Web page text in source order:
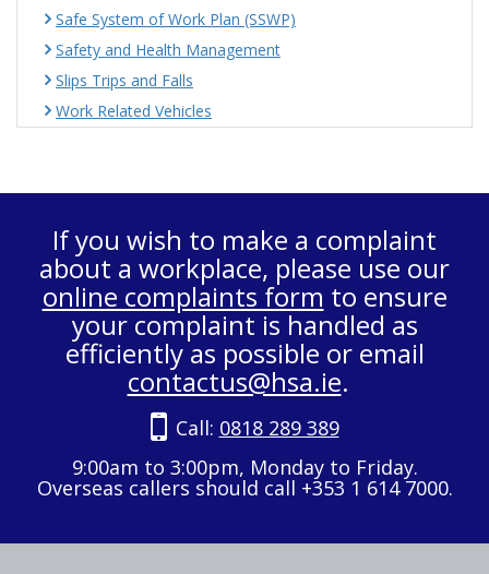
Safe System of Work Plan (SSWP)
Safety and Health Management
Slips Trips and Falls
Work Related Vehicles
If you wish to make a complaint
about a workplace, please use our
online complaints form to ensure
your complaint is handled as
efficiently as possible or email
contactus@hsa.ie.
Call: 0818 289 389
9:00am to 3:00pm, Monday to Friday.
Overseas callers should call +353 1 614 7000.